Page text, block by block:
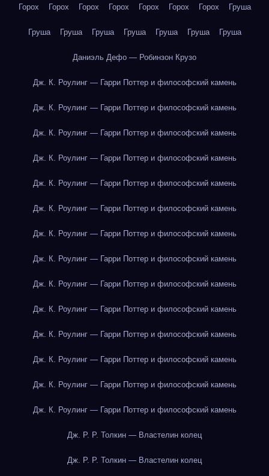
Горох Горох Горох Горох Горох Горох Горох Груша
Груша Груша Груша Груша Груша Груша Груша
Даниэль Дефо — Робинзон Крузо
Дж. К. Роулинг — Гарри Поттер и философский камень
Дж. К. Роулинг — Гарри Поттер и философский камень
Дж. К. Роулинг — Гарри Поттер и философский камень
Дж. К. Роулинг — Гарри Поттер и философский камень
Дж. К. Роулинг — Гарри Поттер и философский камень
Дж. К. Роулинг — Гарри Поттер и философский камень
Дж. К. Роулинг — Гарри Поттер и философский камень
Дж. К. Роулинг — Гарри Поттер и философский камень
Дж. К. Роулинг — Гарри Поттер и философский камень
Дж. К. Роулинг — Гарри Поттер и философский камень
Дж. К. Роулинг — Гарри Поттер и философский камень
Дж. К. Роулинг — Гарри Поттер и философский камень
Дж. К. Роулинг — Гарри Поттер и философский камень
Дж. К. Роулинг — Гарри Поттер и философский камень
Дж. Р. Р. Толкин — Властелин колец
Дж. Р. Р. Толкин — Властелин колец